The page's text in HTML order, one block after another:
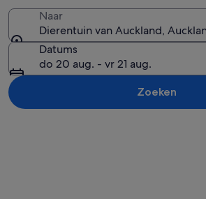
Een giraffe
Naar
Dierentuin van Auckland,
Datums
do 20 aug. - vr 21 aug.
Zoeken